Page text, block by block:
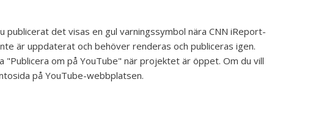
det visas en gul varningssymbol nära CNN iReport-
är uppdaterat och behöver renderas och publiceras igen.
om på YouTube" när projektet är öppet. Om du vill
på YouTube-webbplatsen.